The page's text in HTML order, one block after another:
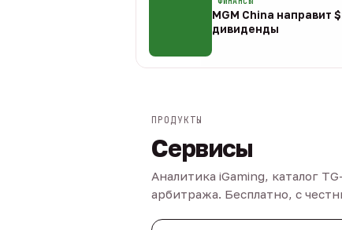
MGM China направит
дивиденды
ПРОДУКТЫ
Сервисы
Аналитика iGaming, каталог
арбитража. Бесплатно, с